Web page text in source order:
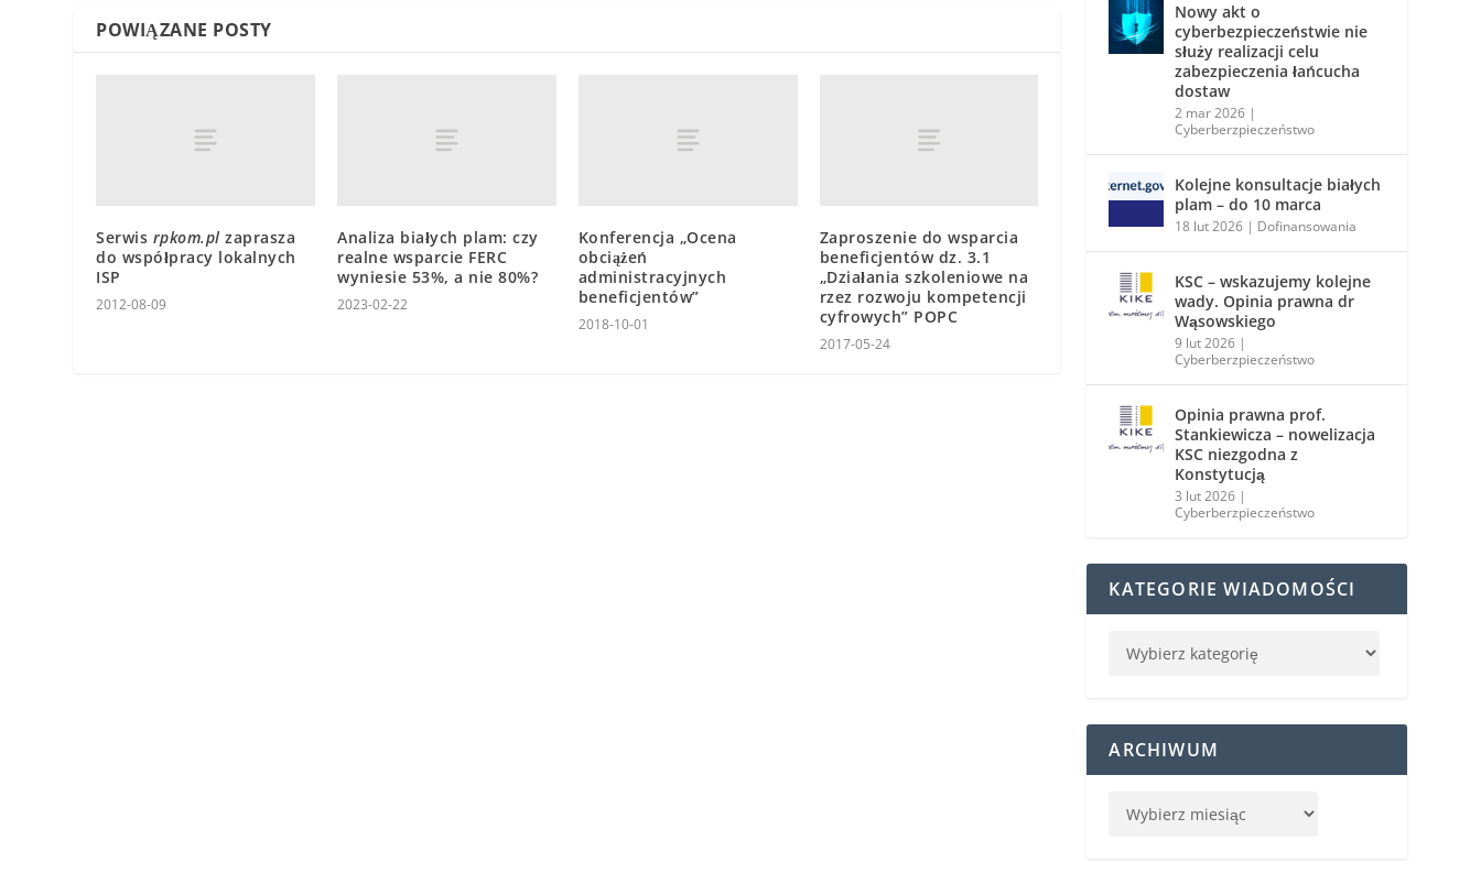
POWIĄZANE POSTY
Serwis rpkom.pl zaprasza
do współpracy lokalnych
ISP
2012-08-09
Analiza białych plam: czy
realne wsparcie FERC
wyniesie 53%, a nie 80%?
2023-02-22
Konferencja „Ocena
obciążeń
administracyjnych
beneficjentów”
2018-10-01
Zaproszenie do wsparcia
beneficjentów dz. 3.1
„Działania szkoleniowe na
rzez rozwoju kompetencji
cyfrowych” POPC
2017-05-24
Nowy akt o
cyberbezpieczeństwie nie
służy realizacji celu
zabezpieczenia łańcucha
dostaw
2 mar 2026 |
Cyberberzpieczeństwo
Kolejne konsultacje białych
plam – do 10 marca
18 lut 2026 | Dofinansowania
KSC – wskazujemy kolejne
wady. Opinia prawna dr
Wąsowskiego
9 lut 2026 |
Cyberberzpieczeństwo
Opinia prawna prof.
Stankiewicza – nowelizacja
KSC niezgodna z
Konstytucją
3 lut 2026 |
Cyberberzpieczeństwo
KATEGORIE WIADOMOŚCI
ARCHIWUM